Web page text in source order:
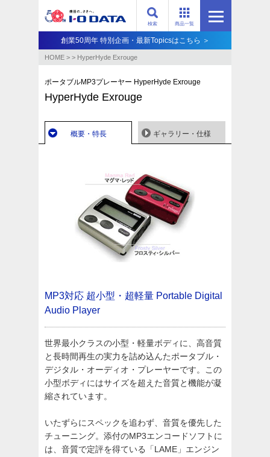
商品一覧
検索
創業50周年 特別企画・最新Topicsはこちら ＞
HOME > > HyperHyde Exrouge
ポータブルMP3プレーヤー HyperHyde Exrouge
HyperHyde Exrouge
概要・特長 ギャラリー・仕様
MP3対応 超小型・超軽量 Portable Digital
Audio Player
世界最小クラスの小型・軽量ボディに、高音質
と長時間再生の実力を詰め込んたポータブル・
デジタル・オーディオ・プレーヤーです。この
小型ボディにはサイズを超えた音質と機能が凝
縮されています。
いたずらにスペックを追わず、音質を優先した
チューニング。添付のMP3エンコードソフトに
は、音質で定評を得ている「LAME」エンジン